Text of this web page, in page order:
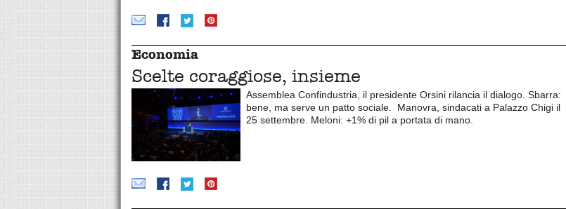
Economia
Scelte coraggiose, insieme
Assemblea Confindustria, il presidente Orsini rilancia il dialogo. Sbarra:
bene, ma serve un patto sociale. Manovra, sindacati a Palazzo Chigi il
25 settembre. Meloni: +1% di pil a portata di mano.